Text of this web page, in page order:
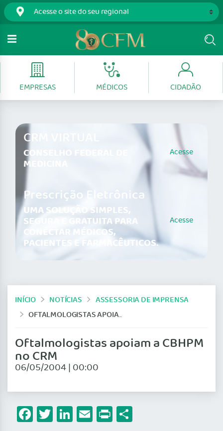
EMPRESAS MÉDICOS CIDADÃO
CRM VIRTUAL
CONSELHO FEDERAL DE
MEDICINA
Acesse
Prescrição Eletrônica
UMA SOLUÇÃO SIMPLES,
SEGURA E GRATUITA PARA
CONECTAR MÉDICOS,
PACIENTES E FARMACÊUTICOS.
Acesse
INÍCIO NOTÍCIAS
ASSESSORIA DE IMPRENSA
OFTALMOLOGISTAS APOIAM A CBHPM NO CRM
Oftalmologistas apoiam a CBHPM
no CRM
06/05/2004 | 00:00
Facebook
Twitter
LinkedIn
Email
Print